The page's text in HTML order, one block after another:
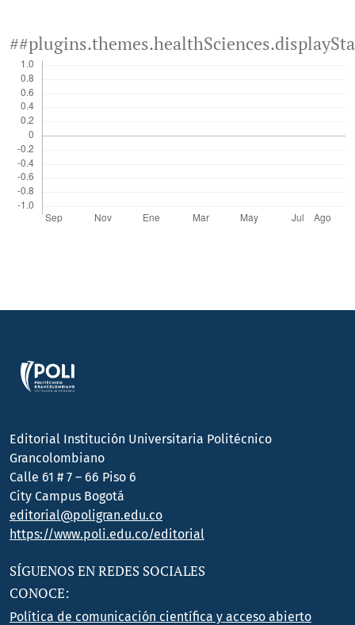
Editorial Institución Universitaria Politécnico
Grancolombiano
Calle 61 # 7 – 66 Piso 6
City Campus Bogotá
editorial@poligran.edu.co
https://www.poli.edu.co/editorial
SÍGUENOS EN REDES SOCIALES
CONOCE:
Política de comunicación científica y acceso abierto